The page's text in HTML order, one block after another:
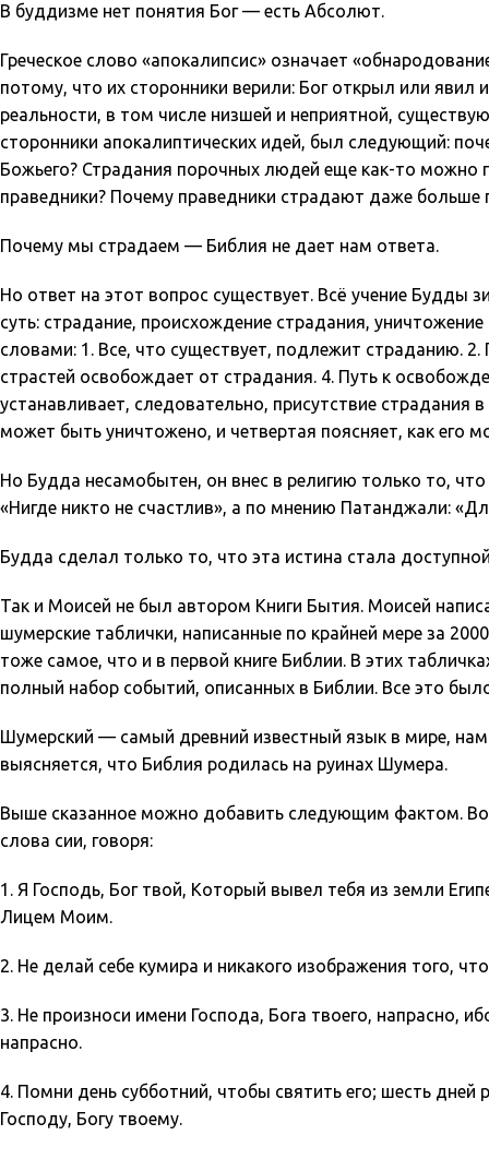
В буддизме нет понятия Бог — есть Абсолют.
Греческое слово «апокалипсис» означает
потому, что их сторонники верили: Бог открыл или
реальности, в том числе низшей и неприятной,
сторонники апокалиптических идей, был следующий:
Божьего? Страдания порочных людей еще как-то можно
праведники? Почему праведники страдают даже больше
Почему мы страдаем — Библия не дает нам ответа.
Но ответ на этот вопрос существует. Всё учение Будды
суть: страдание, происхождение страдания,
словами: 1. Все, что существует, подлежит страданию.
страстей освобождает от страдания. 4. Путь к
устанавливает, следовательно, присутствие страдания
может быть уничтожено, и четвертая поясняет, как его
Но Будда несамобытен, он внес в религию только то,
«Нигде никто не счастлив», а по мнению Патанджали:
Будда сделал только то, что эта истина стала
Так и Моисей не был автором Книги Бытия. Моисей
шумерские таблички, написанные по крайней мере за
тоже самое, что и в первой книге Библии. В этих
полный набор событий, описанных в Библии. Все это
Шумерский — самый древний известный язык в мире,
выясняется, что Библия родилась на руинах Шумера.
Выше сказанное можно добавить следующим фактом.
слова сии, говоря:
1. Я Господь, Бог твой, Который вывел тебя из земли
Лицем Моим.
2. Не делай себе кумира и никакого изображения того,
3. Не произноси имени Господа, Бога твоего, напрасно,
напрасно.
4. Помни день субботний, чтобы святить его; шесть
Господу, Богу твоему.